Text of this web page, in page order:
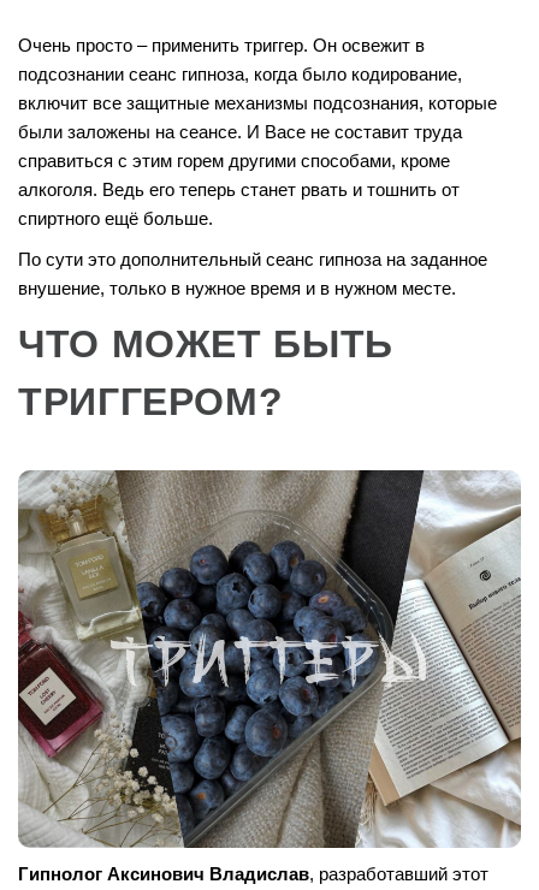
Очень просто – применить триггер. Он освежит в
подсознании сеанс гипноза, когда было кодирование,
включит все защитные механизмы подсознания, которые
были заложены на сеансе. И Васе не составит труда
справиться с этим горем другими способами, кроме
алкоголя. Ведь его теперь станет рвать и тошнить от
спиртного ещё больше.
По сути это дополнительный сеанс гипноза на заданное
внушение, только в нужное время и в нужном месте.
ЧТО МОЖЕТ БЫТЬ
ТРИГГЕРОМ?
Гипнолог Аксинович Владислав, разработавший этот